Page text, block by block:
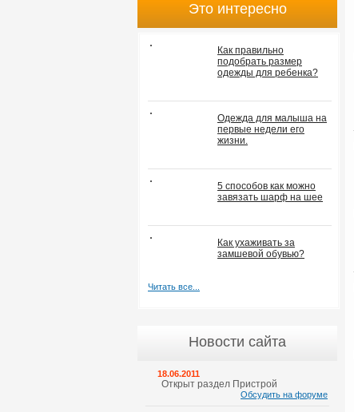
Это интересно
Как правильно
подобрать размер
одежды для ребенка?
Одежда для малыша на
первые недели его
жизни.
5 способов как можно
завязать шарф на шее
Как ухаживать за
замшевой обувью?
Читать все...
Новости сайта
18.06.2011
Открыт раздел Пристрой
Обсудить на форуме